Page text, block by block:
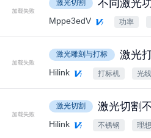
激光切割 不同激光
Mppe3edV 功率
激光雕刻与打标 激光
Hilink 打标机 光线
激光切割 激光切割
Hilink 不锈钢 理想